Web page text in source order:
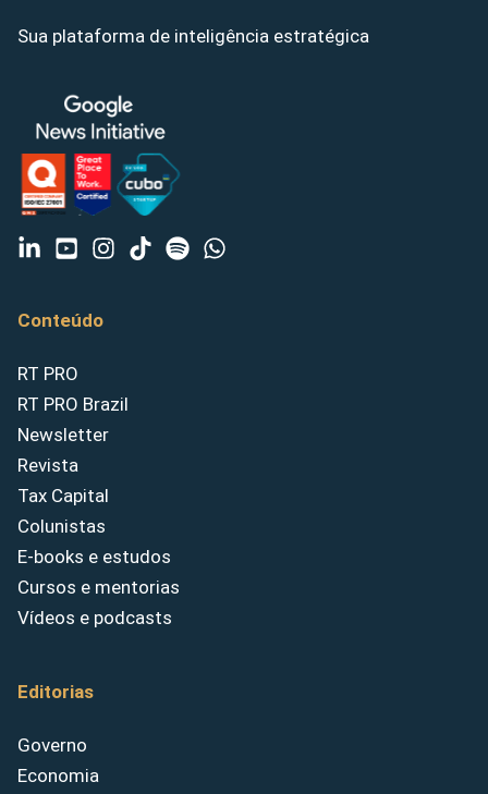
Sua plataforma de inteligência estratégica
Conteúdo
RT PRO
RT PRO Brazil
Newsletter
Revista
Tax Capital
Colunistas
E-books e estudos
Cursos e mentorias
Vídeos e podcasts
Editorias
Governo
Economia